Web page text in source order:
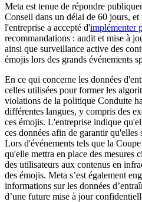
Meta est tenue de répondre
Conseil dans un délai de 60 jours,
l'entreprise a accepté d'implémenter
recommandations : audit et mise à
ainsi que surveillance active des
émojis lors des grands événements
En ce qui concerne les données
celles utilisées pour former les
violations de la politique Conduite
différentes langues, y compris des
ces émojis. L'entreprise indique
ces données afin de garantir
Lors d'événements tels que la
qu'elle mettra en place des mesures
des utilisateurs aux contenus en
des émojis. Meta s’est également
informations sur les données
d’une future mise à jour